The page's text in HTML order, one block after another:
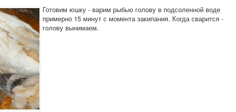
Готовим юшку - варим рыбью голову в подсоленной воде
примерно 15 минут с момента закипания. Когда сварится -
голову вынимаем.